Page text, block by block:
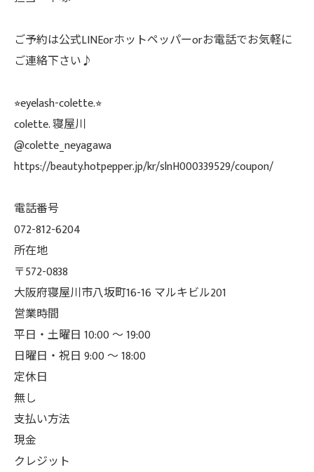
ご予約は公式LINEorホットペッパーorお電話でお気軽に
ご連絡下さい♪
⭐︎eyelash-colette.⭐︎
colette. 寝屋川
@colette_neyagawa
https://beauty.hotpepper.jp/kr/slnH000339529/coupon/
電話番号
072-812-6204
所在地
〒572-0838
大阪府寝屋川市八坂町16-16 マルキビル201
営業時間
平日・土曜日 10:00 ～ 19:00
日曜日・祝日 9:00 ～ 18:00
定休日
無し
支払い方法
現金
クレジット